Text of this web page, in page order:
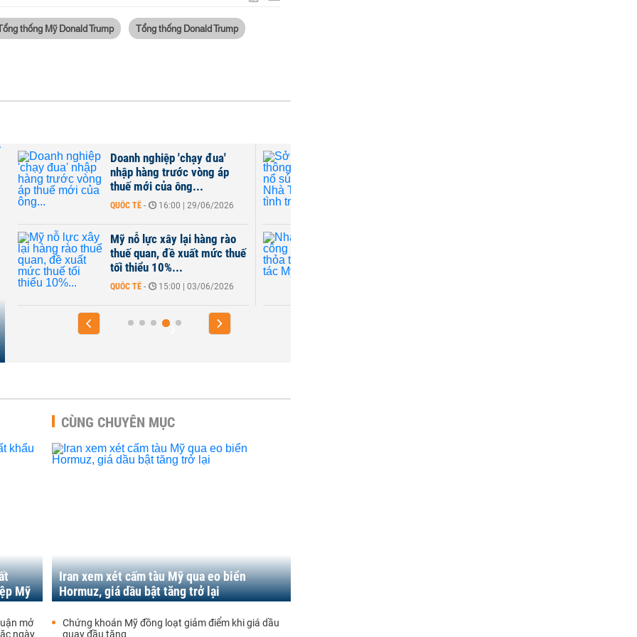
thống Mỹ Donald Trump Tổng thống Donald Trump
Doanh nghiệp 'chạy đua'
nhập hàng trước vòng áp
thuế mới của ông...
QUỐC TẾ - 16:00 | 29/06/2026
Mỹ nỗ lực xây lại hàng rào
thuế quan, đề xuất mức thuế
tối thiểu 10%...
QUỐC TẾ - 15:00 | 03/06/2026
Mỹ
mở
ngày
CÙNG CHUYÊN MỤC
Iran xem xét cấm tàu Mỹ qua eo biển
Hormuz, giá dầu bật tăng trở lại
Chứng khoán Mỹ đồng loạt giảm điểm khi giá dầu
quay đầu tăng